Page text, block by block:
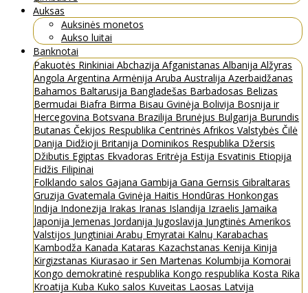
Auksas
Auksinės monetos
Aukso luitai
Banknotai
Pakuotės Rinkiniai Abchazija Afganistanas Albanija Alžyras
Angola Argentina Armėnija Aruba Australija Azerbaidžanas
Bahamos Baltarusija Bangladešas Barbadosas Belizas
Bermudai Biafra Birma Bisau Gvinėja Bolivija Bosnija ir
Hercegovina Botsvana Brazilija Brunėjus Bulgarija Burundis
Butanas Čekijos Respublika Centrinės Afrikos Valstybės Čilė
Danija Didžioji Britanija Dominikos Respublika Džersis
Džibutis Egiptas Ekvadoras Eritrėja Estija Esvatinis Etiopija
Fidžis Filipinai
Folklando salos Gajana Gambija Gana Gernsis Gibraltaras
Gruzija Gvatemala Gvinėja Haitis Hondūras Honkongas
Indija Indonezija Irakas Iranas Islandija Izraelis Jamaika
Japonija Jemenas Jordanija Jugoslavija Jungtinės Amerikos
Valstijos Jungtiniai Arabų Emyratai Kalnų Karabachas
Kambodža Kanada Kataras Kazachstanas Kenija Kinija
Kirgizstanas Kiurasao ir Sen Martenas Kolumbija Komorai
Kongo demokratinė respublika Kongo respublika Kosta Rika
Kroatija Kuba Kuko salos Kuveitas Laosas Latvija